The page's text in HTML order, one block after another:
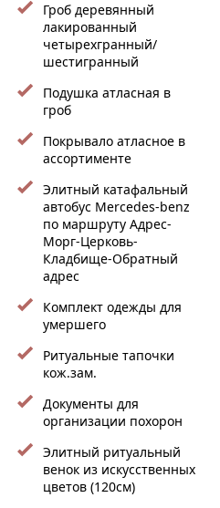
Гроб деревянный
лакированный
четырехгранный/
шестигранный
Подушка атласная в
гроб
Покрывало атласное в
ассортименте
Элитный катафальный
автобус Mercedes-benz
по маршруту Адрес-
Морг-Церковь-
Кладбище-Обратный
адрес
Комплект одежды для
умершего
Ритуальные тапочки
кож.зам.
Документы для
организации похорон
Элитный ритуальный
венок из искусственных
цветов (120см)